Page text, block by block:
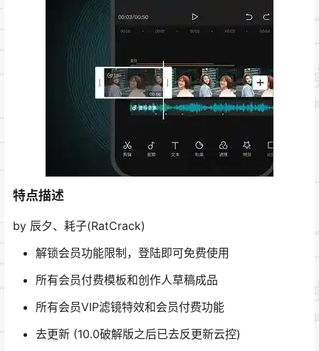
特点描述
by 辰夕、耗子(RatCrack)
解锁会员功能限制，登陆即可免费使用
所有会员付费模板和创作人草稿成品
所有会员VIP滤镜特效和会员付费功能
去更新 (10.0破解版之后已去反更新云控)